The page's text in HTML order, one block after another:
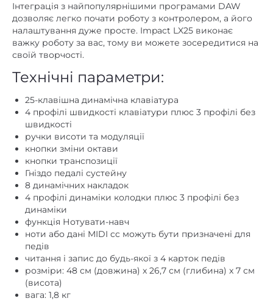
Інтеграція з найпопулярнішими програмами DAW
дозволяє легко почати роботу з контролером, а його
налаштування дуже просте. Impact LX25 виконає
важку роботу за вас, тому ви можете зосередитися на
своїй творчості.
Технічні параметри:
25-клавішна динамічна клавіатура
4 профілі швидкості клавіатури плюс 3 профілі без
швидкості
ручки висоти та модуляції
кнопки зміни октави
кнопки транспозиції
Гніздо педалі сустейну
8 динамічних накладок
4 профілі динаміки колодки плюс 3 профілі без
динаміки
функція Нотувати-навч
ноти або дані MIDI cc можуть бути призначені для
педів
читання і запис до будь-якої з 4 карток педів
розміри: 48 см (довжина) x 26,7 см (глибина) x 7 см
(висота)
вага: 1,8 кг